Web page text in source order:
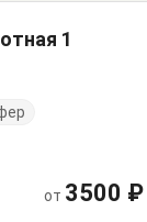
1
от 3500 ₽